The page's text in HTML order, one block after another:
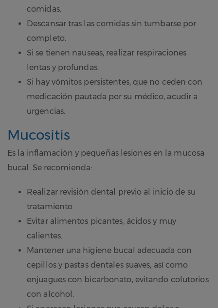
comidas.
Descansar tras las comidas sin tumbarse por
completo.
Si se tienen nauseas, realizar respiraciones
lentas y profundas.
Si hay vómitos persistentes, que no ceden con
medicación pautada por su médico, acudir a
urgencias.
Mucositis
Es la inflamación y pequeñas lesiones en la mucosa
bucal. Se recomienda:
Realizar revisión dental previo al inicio de su
tratamiento.
Evitar alimentos picantes, ácidos y muy
calientes.
Mantener una higiene bucal adecuada con
cepillos y pastas dentales suaves, así como
enjuagues con bicarbonato, evitando colutorios
con alcohol.